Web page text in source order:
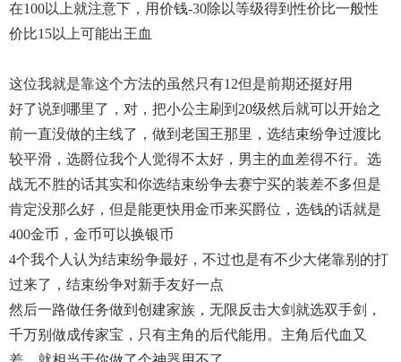
在100以上就注意下，用价钱-30除以等级得到性价比一般性
价比15以上可能出王血
这位我就是靠这个方法的虽然只有12但是前期还挺好用
好了说到哪里了，对，把小公主刷到20级然后就可以开始之
前一直没做的主线了，做到老国王那里，选结束纷争过渡比
较平滑，选爵位我个人觉得不太好，男主的血差得不行。选
战无不胜的话其实和你选结束纷争去赛宁买的装差不多但是
肯定没那么好，但是能更快用金币来买爵位，选钱的话就是
400金币，金币可以换银币
4个我个人认为结束纷争最好，不过也是有不少大佬靠别的打
过来了，结束纷争对新手友好一点
然后一路做任务做到创建家族，无限反击大剑就选双手剑，
千万别做成传家宝，只有主角的后代能用。主角后代血又